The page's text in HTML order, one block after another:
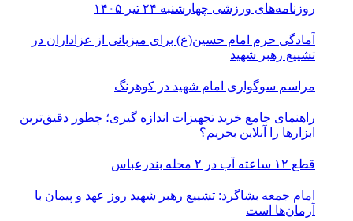
روزنامه‌های ورزشی چهارشنبه ۲۴ تیر ۱۴۰۵
آمادگی حرم امام حسین(ع) برای میزبانی از عزاداران در
تشییع رهبر شهید
مراسم سوگواری امام شهید در کوهرنگ
راهنمای جامع خرید تجهیزات اندازه گیری؛ چطور دقیق‌ترین
ابزارها را آنلاین بخریم؟
قطع ۱۲ ساعته آب در ۲ محله بندرعباس
امام جمعه بشاگرد: تشییع رهبر شهید روز عهد و پیمان با
آرمان‌ها است